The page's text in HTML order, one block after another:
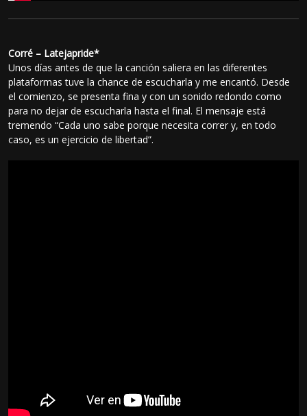
Corré – Latejapride*
Unos días antes de que la canción saliera en las diferentes
plataformas tuve la chance de escucharla y me encantó. Desde
el comienzo, se presenta fina y con un sonido redondo como
para no dejar de escucharla hasta el final. El mensaje está
tremendo “Cada uno sabe porque necesita correr y, en todo
caso, es un ejercicio de libertad”.